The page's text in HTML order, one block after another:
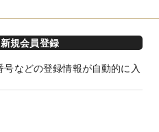
規会員登録
などの登録情報が自動的に入